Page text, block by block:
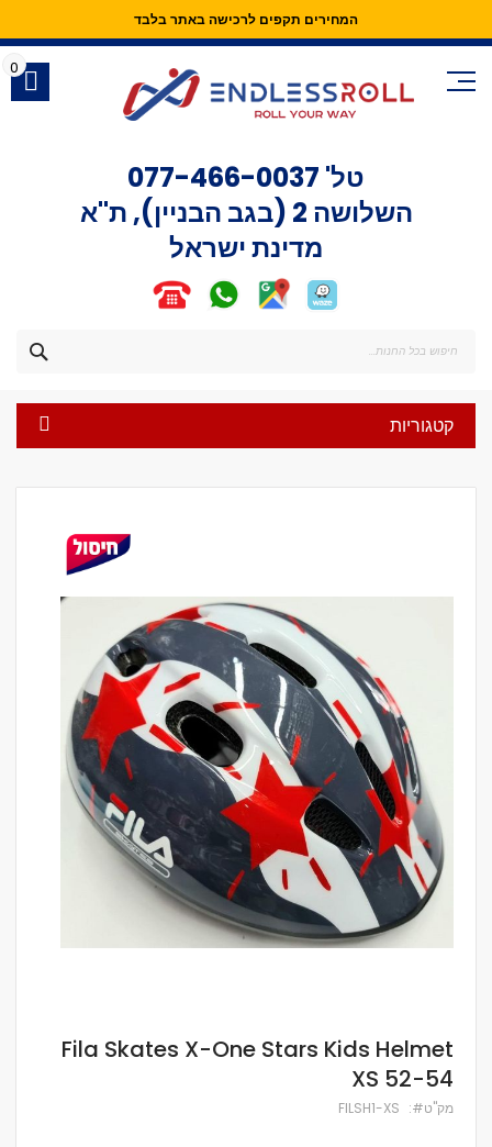
המחירים תקפים לרכישה באתר בלבד
Skip
Content
טל' 077-466-0037
השלושה 2 (בגב הבניין), ת"א
מדינת ישראל
0
קטגוריות
לדלג
להתחלה
של
תמונות
Fila Skates X-One Stars Kids Helmet
XS 52-54
מק''ט FILSH1-XS